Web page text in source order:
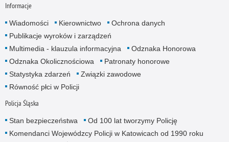
Informacje
Wiadomości Kierownictwo
Ochrona danych
Publikacje wyroków i zarządzeń
Multimedia - klauzula informacyjna
Odznaka Honorowa
Odznaka Okolicznościowa
Patronaty honorowe
Statystyka zdarzeń
Związki zawodowe
Równość płci w Policji
Policja Śląska
Stan bezpieczeństwa
Od 100 lat tworzymy Policję
Komendanci Wojewódzcy Policji w Katowicach od 1990 roku